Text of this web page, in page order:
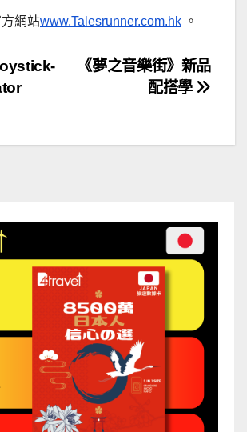
網站www.Talesrunner.com.hk 。
《夢之音樂街》新品
配搭學